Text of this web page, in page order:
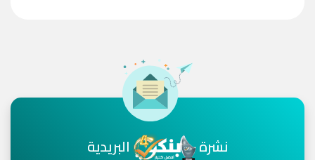
نشرة البريدية